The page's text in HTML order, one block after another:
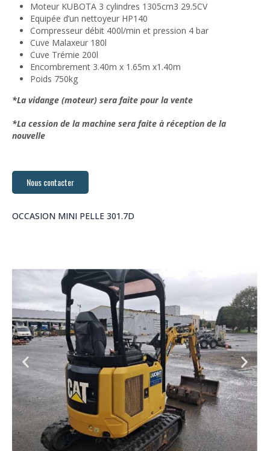
Moteur KUBOTA 3 cylindres 1305cm3 29.5CV
Equipée d’un nettoyeur HP140
Compresseur débit 400l/min et pression 4 bar
Cuve Malaxeur 180l
Cuve Trémie 200l
Encombrement 3.40m x 1.65m x1.40m
Poids 750kg
*La vidange (moteur) sera faite pour la vente
*La cession de la machine sera faite à réception de la
nouvelle
Nous contacter
OCCASION MINI PELLE 301.7D